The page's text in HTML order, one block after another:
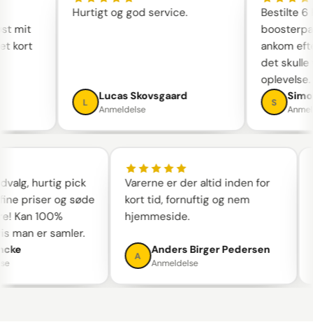
mit
kort
Hurtigt og god service.
Lucas Skovsgaard
Anmeldelse
Bestilte
ankom
det
hurtig pick
priser og søde
100%
er samler.
Varerne er der altid inden for
kort tid, fornuftig og nem
hjemmeside.
A
Anders Birger Pedersen
Anmeldelse